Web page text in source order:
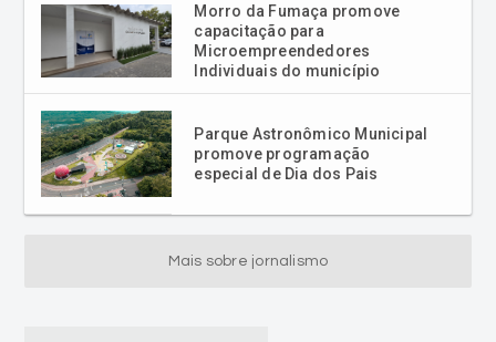
Morro da Fumaça promove
capacitação para
Microempreendedores
Individuais do município
Parque Astronômico Municipal
promove programação
especial de Dia dos Pais
Mais sobre jornalismo